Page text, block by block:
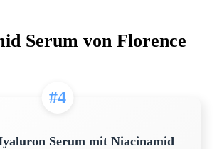
Serum von Florence
#4
Serum mit Niacinamid